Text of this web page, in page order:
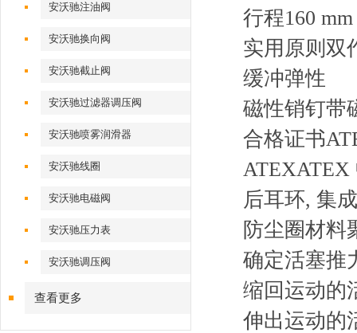
安沃驰注油阀
安沃驰换向阀
安沃驰截止阀
安沃驰过滤器调压阀
安沃驰喷雾润滑器
安沃驰线圈
安沃驰电磁阀
安沃驰压力表
安沃驰调压阀
查看更多
行程160 mm
实用原则双
缓冲弹性
磁性销钉带
合格证书
ATEXATEX
后耳环, 集
防尘圈材料
确定活塞推
缩回运动的
伸出运动的